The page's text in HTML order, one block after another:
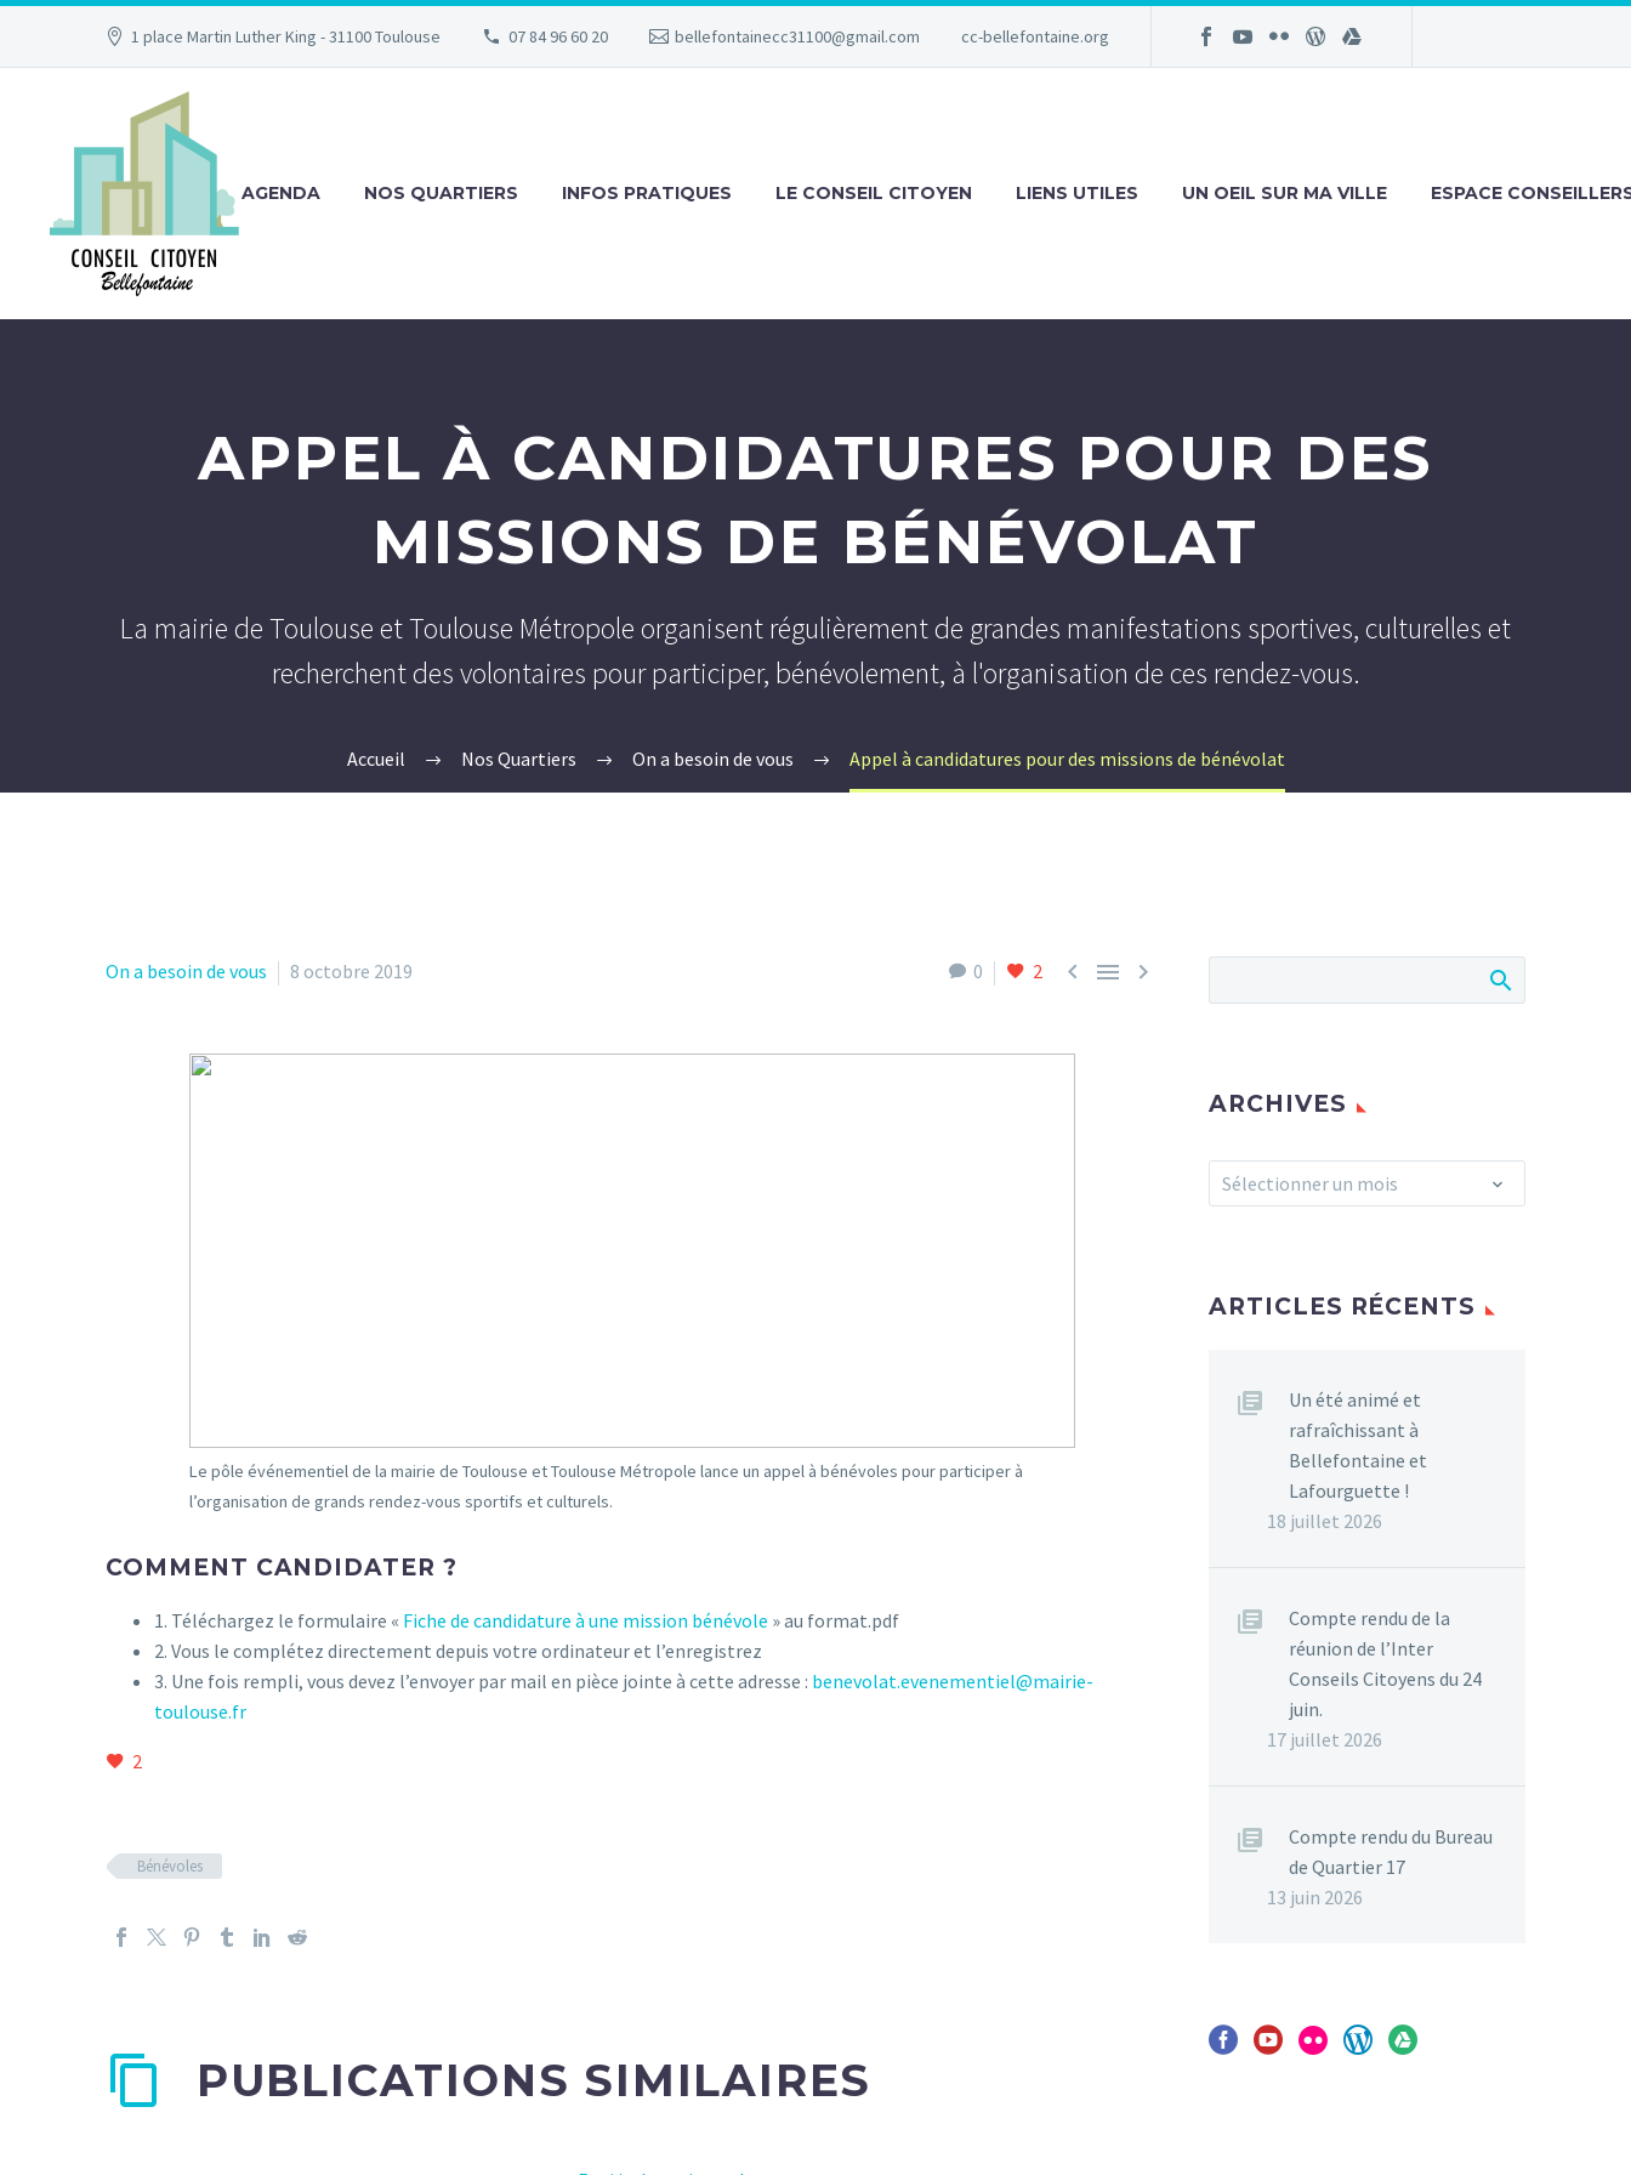
1 place Martin Luther King - 31100 Toulouse 07 84 96 60 20 bellefontainecc31100@gmail.com cc-bellefontaine.org
AGENDA NOS QUARTIERS INFOS PRATIQUES LE CONSEIL CITOYEN LIENS UTILES UN OEIL SUR MA VILLE ESPACE
APPEL À CANDIDATURES POUR DES
MISSIONS DE BÉNÉVOLAT
La mairie de Toulouse et Toulouse Métropole organisent régulièrement de grandes manifestations sportives, culturelles et
recherchent des volontaires pour participer, bénévolement, à l'organisation de ces rendez-vous.
Accueil Nos Quartiers On a besoin de vous Appel à candidatures pour des missions de bénévolat
0 2   
On a besoin de vous 8 octobre 2019
Le pôle événementiel de la mairie de Toulouse et Toulouse Métropole lance un appel à bénévoles pour participer à
l’organisation de grands rendez-vous sportifs et culturels.
COMMENT CANDIDATER ?
1. Téléchargez le formulaire « Fiche de candidature à une mission bénévole » au format.pdf
2. Vous le complétez directement depuis votre ordinateur et l’enregistrez
3. Une fois rempli, vous devez l’envoyer par mail en pièce jointe à cette adresse : benevolat.evenementiel@mairie-
toulouse.fr
2
Bénévoles
PUBLICATIONS SIMILAIRES
ARCHIVES
Archives
Sélectionner un mois
ARTICLES RÉCENTS
Un été animé et
rafraîchissant à
Bellefontaine et
Lafourguette !
18 juillet 2026
Compte rendu de la
réunion de l’Inter
Conseils Citoyens du 24
juin.
17 juillet 2026
Compte rendu du Bureau
de Quartier 17
13 juin 2026